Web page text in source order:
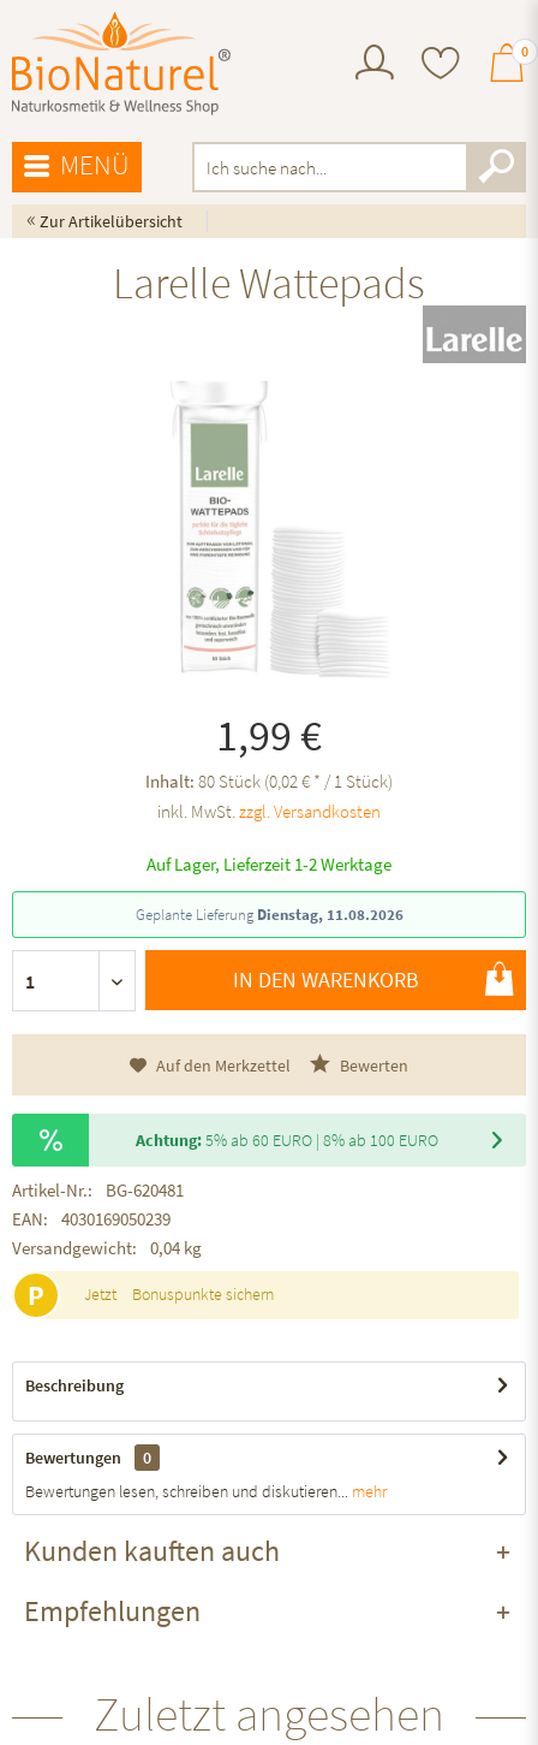
0
MENÜ
« Zur Artikelübersicht
Larelle Wattepads
1,99 €
Inhalt: 80 Stück (0,02 € * / 1 Stück)
inkl. MwSt.zzgl. Versandkosten
Auf Lager, Lieferzeit 1-2 Werktage
Geplante Lieferung Dienstag, 11.08.2026
IN DEN WARENKORB
Auf den Merkzettel Bewerten
Achtung:5% ab 60 EURO | 8% ab 100 EURO
Artikel-Nr.:
BG-620481
EAN:
4030169050239
Versandgewicht:
0,04 kg
P Jetzt Bonuspunkte sichern
Beschreibung
Bewertungen
0
Bewertungen lesen, schreiben und diskutieren... mehr
Kunden kauften auch
Empfehlungen
Zuletzt angesehen